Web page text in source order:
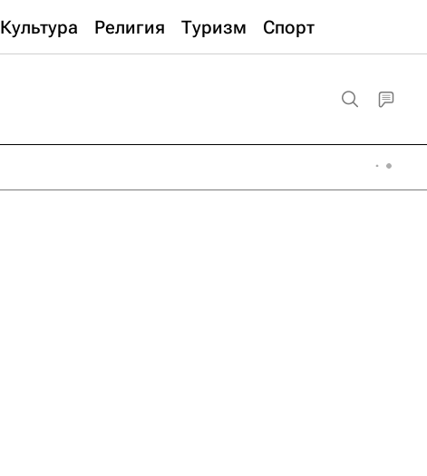
Культура Религия Туризм Спорт